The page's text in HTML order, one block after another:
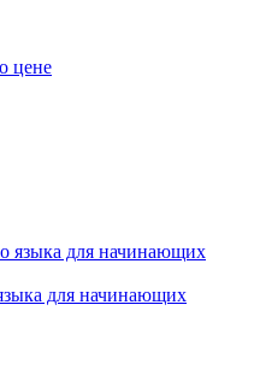
цене
для начинающих